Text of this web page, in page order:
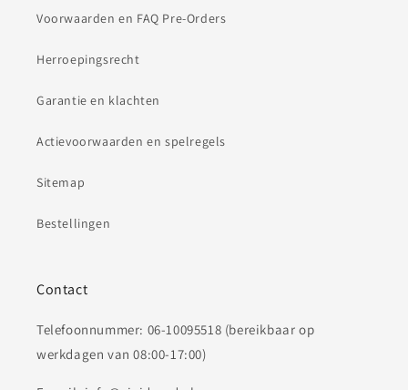
Voorwaarden en FAQ Pre-Orders
Herroepingsrecht
Garantie en klachten
Actievoorwaarden en spelregels
Sitemap
Bestellingen
Contact
Telefoonnummer: 06-10095518 (bereikbaar op
werkdagen van 08:00-17:00)